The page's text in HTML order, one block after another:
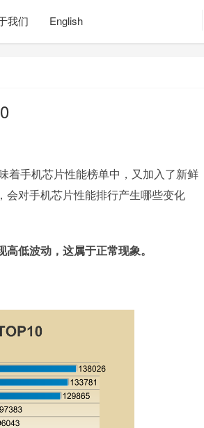
我们 English
手机芯片性能榜单中，又加入了新鲜
对手机芯片性能排行产生哪些变化
低波动，这属于正常现象。